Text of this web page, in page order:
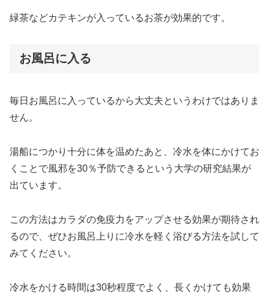
緑茶などカテキンが入っているお茶が効果的です。
お風呂に入る
毎日お風呂に入っているから大丈夫というわけではありま
せん。
湯船につかり十分に体を温めたあと、冷水を体にかけてお
くことで風邪を30％予防できるという大学の研究結果が
出ています。
この方法はカラダの免疫力をアップさせる効果が期待され
るので、ぜひお風呂上りに冷水を軽く浴びる方法を試して
みてください。
冷水をかける時間は30秒程度でよく、長くかけても効果